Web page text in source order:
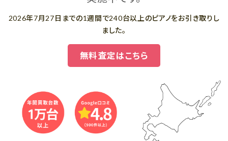
2026年7月27日までの1週間で240台以上のピアノをお引き取りし
ました。
無料査定はこちら